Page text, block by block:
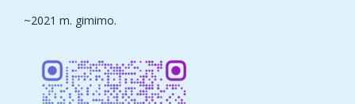
~2021 m. gimimo.